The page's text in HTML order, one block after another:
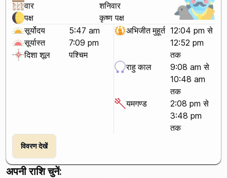
वार
शनिवार
पक्ष
कृष्ण पक्ष
सूर्योदय
5:47 am
सूर्यास्त
7:09 pm
दिशा शूल
पश्चिम
अभिजीत मुहूर्त 12:04 pm से
12:52 pm
तक
राहु काल
9:08 am से
10:48 am
तक
यमगण्ड
2:08 pm से
3:48 pm
तक
विवरण देखें
अपनी राशि चुनें: